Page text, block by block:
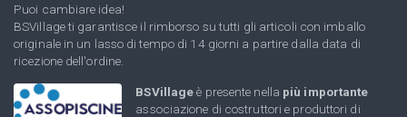
Puoi cambiare idea!
BSVillage ti garantisce il rimborso su tutti gli articoli con imballo
originale in un lasso di tempo di 14 giorni a partire dalla data di
ricezione dell'ordine.
BSVillageè presente nella più importante
associazione di costruttori e produttori di